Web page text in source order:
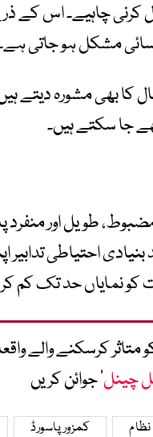
کرنی چاہیے۔ اس کے
مشکل ہو جاتی
کا بھی مشورہ دیتے
جا سکتے ہیں۔
طویل اور
احتیاطی تدابیر
کو نمایاں حد تک کم
متاثر کرسکنے والے
چینل‘ جوائن کریں
کمزور پاسورڈ